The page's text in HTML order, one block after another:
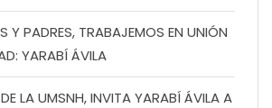
Y PADRES, TRABAJEMOS EN UNIÓN
YARABÍ ÁVILA
LA UMSNH, INVITA YARABÍ ÁVILA A